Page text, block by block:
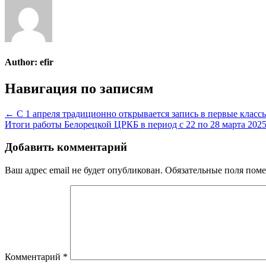
Author: efir
Навигация по записям
← С 1 апреля традиционно открывается запись в первые
Итоги работы Белорецкой ЦРКБ в период с 22 по 28 марта
Добавить комментарий
Ваш адрес email не будет опубликован. Обязательные поля
Комментарий *